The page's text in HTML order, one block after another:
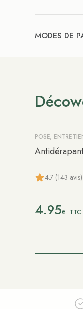
MODES DE
POSE,
4.7 (143 avis)
4.95€ TTC